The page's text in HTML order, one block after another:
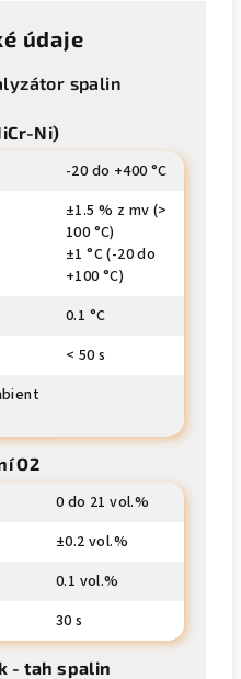
údaje
spalin
Ni)
-20 do +400 °C
±1.5 % z mv (>
100 °C)
±1 °C (-20 do
+100 °C)
0.1 °C
< 50 s
O2
0 do 21 vol.%
±0.2 vol.%
0.1 vol.%
30 s
- tah spalin